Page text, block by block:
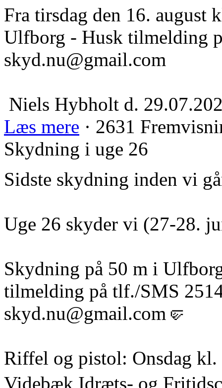
Fra tirsdag den 16.
Ulfborg - Husk tilmelding
skyd.nu@gmail.com
Niels Hybholt d.
Læs mere · 2631
Skydning i uge 26
Sidste skydning inden vi
Uge 26 skyder vi (27-28.
Skydning på 50 m i
tilmelding på tlf./SMS
skyd.nu@gmail.com 🤛
Riffel og pistol: Onsdag
Videbæk Idræts- og